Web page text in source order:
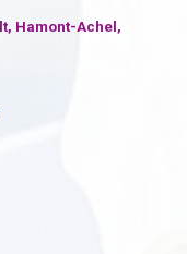
Hamont-Achel,